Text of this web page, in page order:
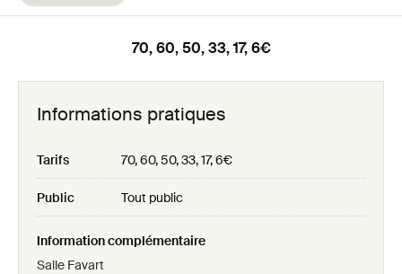
70, 60, 50, 33, 17, 6€
Informations pratiques
Tarifs 70, 60, 50, 33, 17, 6€
Public Tout public
Information complémentaire
Salle Favart